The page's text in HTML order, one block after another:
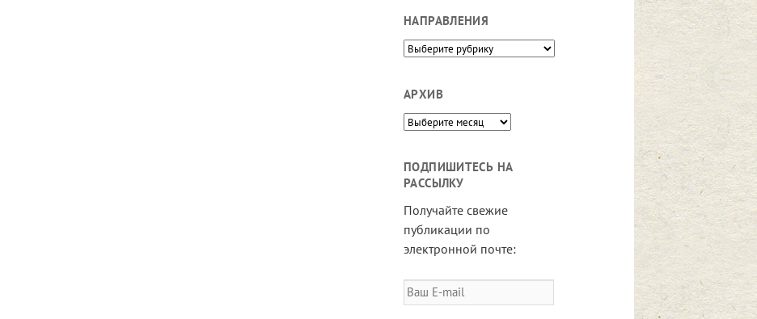
НАПРАВЛЕНИЯ
Направления
АРХИВ
Архив
ПОДПИШИТЕСЬ НА
РАССЫЛКУ
Получайте свежие
публикации по
электронной почте:
Ваш
E-